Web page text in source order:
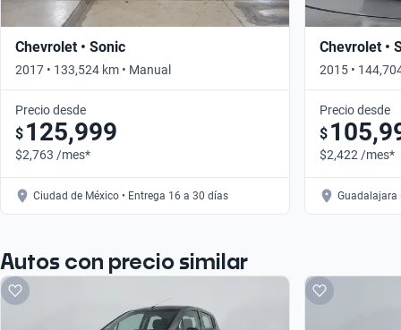
Chevrolet • Sonic
2017 • 133,524 km • Manual
Precio desde
$ 125,999
$2,763 /mes*
Ciudad de México • Entrega 16 a 30 días
Chevrolet •
2015 •
Precio desde
$
$2,422 /mes*
Guadalajara
Autos con precio similar